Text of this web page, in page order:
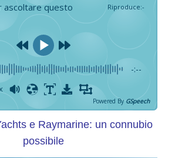
Riproduce:-
-:--
Powered By GSpeech
e Raymarine: un connubio
possibile